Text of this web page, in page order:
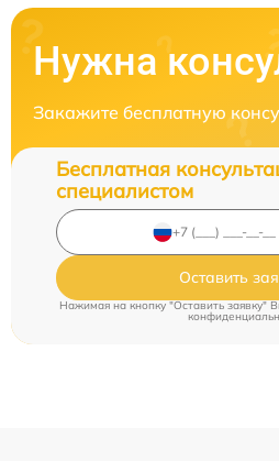
Нужна
Закажите бесплатную
Бесплатная
специалистом
Оставить
Нажимая на кнопку "Оставить заявку"